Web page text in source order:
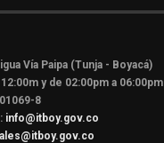
Vía Paipa (Tunja - Boyacá)
y de 02:00pm a 06:00pm
8
info@itboy.gov.co